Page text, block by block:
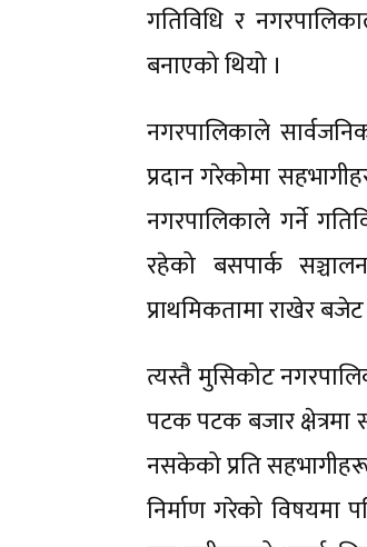
गतिविधि र
बनाएको थियो ।
नगरपालिकाले
प्रदान गरेकोमा
नगरपालिकाले गर्ने
रहेको बसपार्क
प्राथमिकतामा राखेर
त्यस्तै मुसिकोट
पटक पटक बजार क्षेत्रमा
नसकेको प्रति
निर्माण गरेको विषयमा